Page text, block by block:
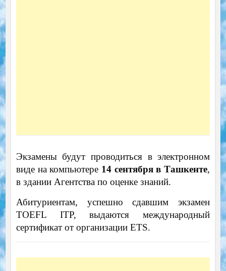
Экзамены будут проводиться в электронном
виде на компьютере 14 сентября в Ташкенте,
в здании Агентства по оценке знаний.
Абитуриентам, успешно сдавшим экзамен
TOEFL ITP, выдаются международный
сертификат от организации ETS.